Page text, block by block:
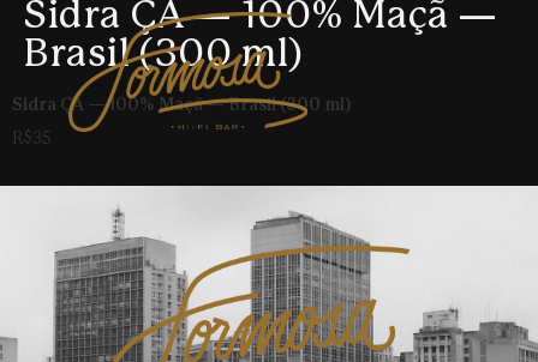
Sidra ÇÃ — 100% Maçã —
Brasil (300 ml)
Sidra ÇÃ — 100% Maçã — Brasil (300 ml)
R$35